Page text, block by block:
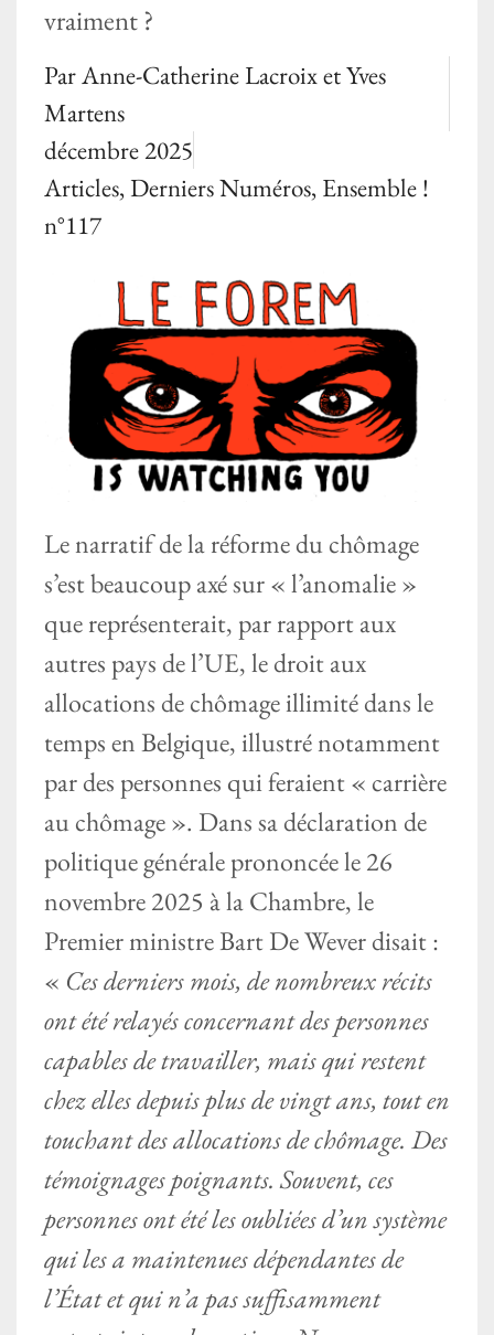
vraiment ?
ParAnne-Catherine Lacroix et Yves
Martens
décembre 2025
Articles,Derniers Numéros, Ensemble !
n°117
Le narratif de la réforme du chômage
s’est beaucoup axé sur « l’anomalie »
que représenterait, par rapport aux
autres pays de l’UE, le droit aux
allocations de chômage illimité dans le
temps en Belgique, illustré notamment
par des personnes qui feraient « carrière
au chômage ». Dans sa déclaration de
politique générale prononcée le 26
novembre 2025 à la Chambre, le
Premier ministre Bart De Wever disait :
« Ces derniers mois, de nombreux récits
ont été relayés concernant des personnes
capables de travailler, mais qui restent
chez elles depuis plus de vingt ans, tout en
touchant des allocations de chômage. Des
témoignages poignants. Souvent, ces
personnes ont été les oubliées d’un système
qui les a maintenues dépendantes de
l’État et qui n’a pas suffisamment